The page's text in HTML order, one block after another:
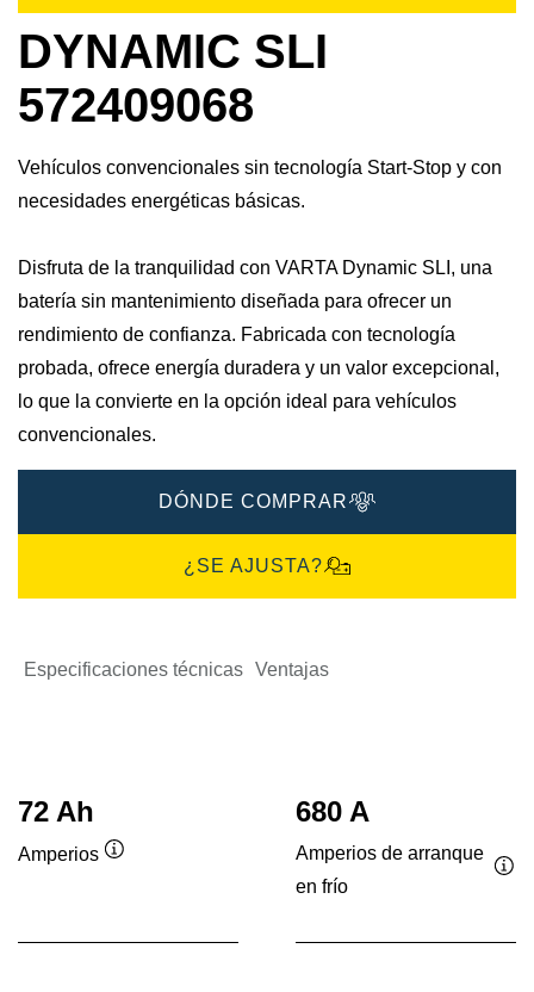
DYNAMIC SLI
572409068
Vehículos convencionales sin tecnología Start-Stop y con
necesidades energéticas básicas.
Disfruta de la tranquilidad con VARTA Dynamic SLI, una
batería sin mantenimiento diseñada para ofrecer un
rendimiento de confianza. Fabricada con tecnología
probada, ofrece energía duradera y un valor excepcional,
lo que la convierte en la opción ideal para vehículos
convencionales.
DÓNDE COMPRAR
¿SE AJUSTA?
Especificaciones técnicas Ventajas
72 Ah
Amperios
680 A
Amperios de arranque
en frío